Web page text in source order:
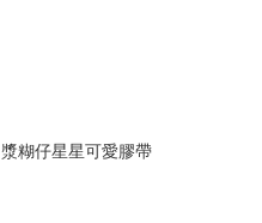
漿糊仔星星可愛膠帶